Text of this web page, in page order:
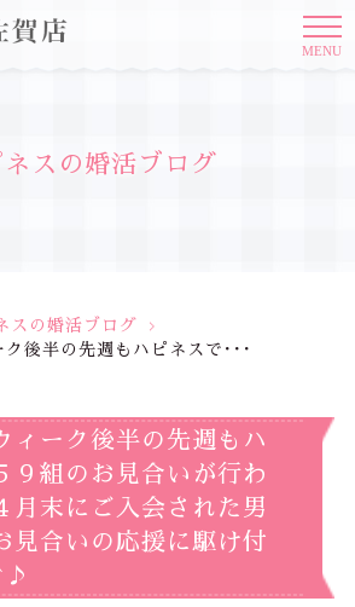
MENU
ネスの婚活ブログ
スの婚活ブログ
>
ク後半の先週もハピネスで･･･
ィーク後半の先週もハ
９組のお見合いが行わ
月末にご入会された男
見合いの応援に駆け付